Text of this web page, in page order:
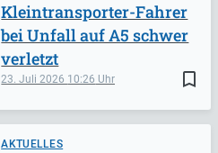
bookmark_border
23. Juli 2026 10:26
Kleintransporter-Fahrer
bei Unfall auf A5 schwer
verletzt
AKTUELLES